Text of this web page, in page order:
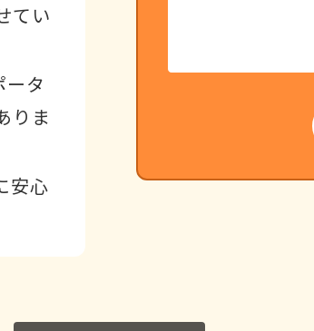
てい
タ
りま
安心